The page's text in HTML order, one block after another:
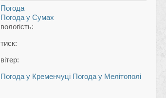
Погода
Погода у Сумах
вологість:
тиск:
вітер:
Погода у Кременчуці Погода у Мелітополі